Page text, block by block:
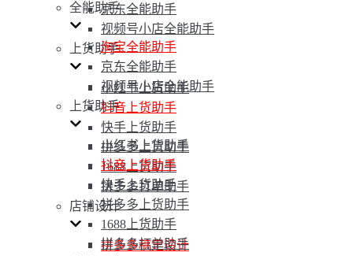
京东全能助手
视频号小店全能助手
上货助手
小红书上货助手
抖音上货助手
快手上货助手
拼多多上货助手
1688上货助手
拼多多打单助手
店铺设计
拼多多稿定设计
全能助手
淘宝全能助手
京东全能助手
视频号小店全能助手
上货助手
小红书上货助手
抖音上货助手
快手上货助手
拼多多上货助手
1688上货助手
拼多多打单助手